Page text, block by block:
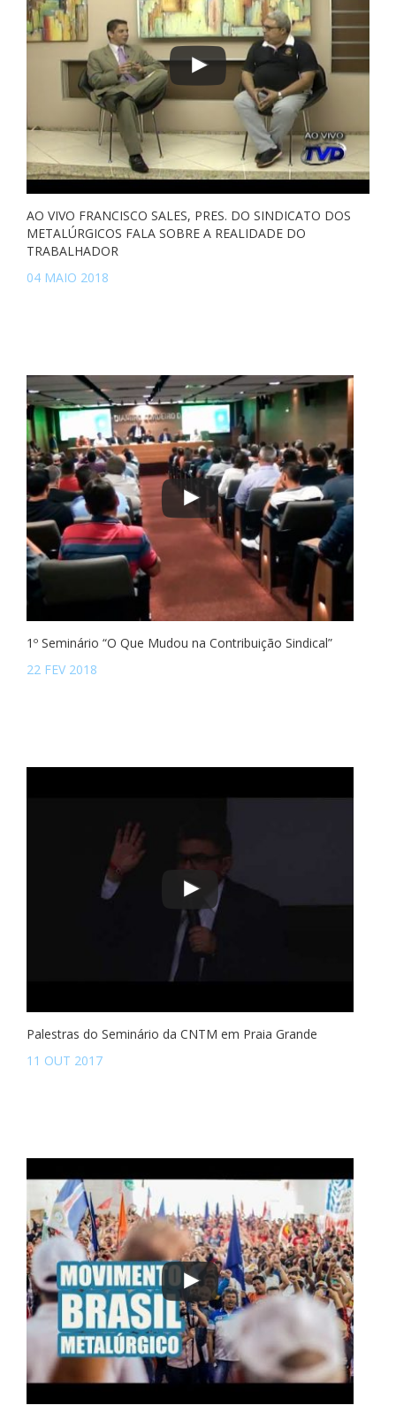
AO VIVO FRANCISCO SALES, PRES. DO SINDICATO DOS
METALÚRGICOS FALA SOBRE A REALIDADE DO
TRABALHADOR
04 MAIO 2018
1º Seminário “O Que Mudou na Contribuição Sindical”
22 FEV 2018
Palestras do Seminário da CNTM em Praia Grande
11 OUT 2017